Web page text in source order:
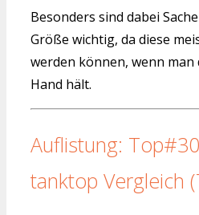
Besonders sind dabei
Größe wichtig, da diese
werden können, wenn
Hand hält.
Auflistung:
tanktop Vergleich